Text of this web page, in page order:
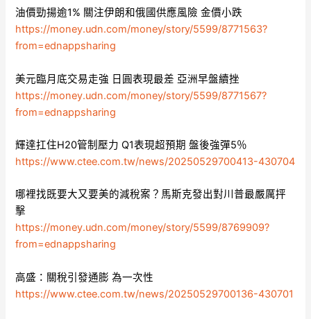
油價勁揚逾1% 關注伊朗和俄國供應風險 金價小跌
https://money.udn.com/money/story/5599/8771563?
from=ednappsharing
美元臨月底交易走強 日圓表現最差 亞洲早盤續挫
https://money.udn.com/money/story/5599/8771567?
from=ednappsharing
輝達扛住H20管制壓力 Q1表現超預期 盤後強彈5％
https://www.ctee.com.tw/news/20250529700413-430704
哪裡找既要大又要美的減稅案？馬斯克發出對川普最嚴厲抨
擊
https://money.udn.com/money/story/5599/8769909?
from=ednappsharing
高盛：關稅引發通膨 為一次性
https://www.ctee.com.tw/news/20250529700136-430701